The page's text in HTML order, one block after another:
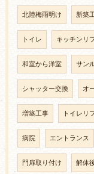
北陸梅雨明け 新築
トイレ キッチンリ
和室から洋室 サン
シャッター交換 オ
増築工事 トイレリ
病院 エントランス
門扉取り付け 解体